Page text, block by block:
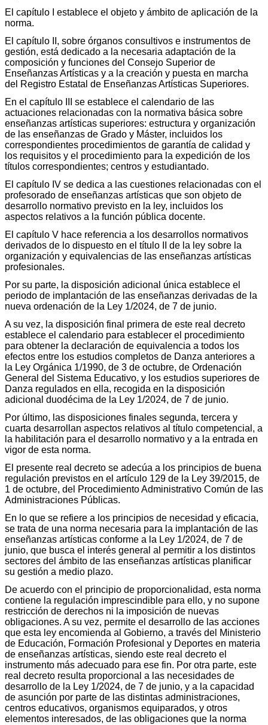
El capítulo I establece el objeto y ámbito de aplicación de la
norma.
El capítulo II, sobre órganos consultivos e instrumentos de
gestión, está dedicado a la necesaria adaptación de la
composición y funciones del Consejo Superior de
Enseñanzas Artísticas y a la creación y puesta en marcha
del Registro Estatal de Enseñanzas Artísticas Superiores.
En el capítulo III se establece el calendario de las
actuaciones relacionadas con la normativa básica sobre
enseñanzas artísticas superiores: estructura y organización
de las enseñanzas de Grado y Máster, incluidos los
correspondientes procedimientos de garantía de calidad y
los requisitos y el procedimiento para la expedición de los
títulos correspondientes; centros y estudiantado.
El capítulo IV se dedica a las cuestiones relacionadas con el
profesorado de enseñanzas artísticas que son objeto de
desarrollo normativo previsto en la ley, incluidos los
aspectos relativos a la función pública docente.
El capítulo V hace referencia a los desarrollos normativos
derivados de lo dispuesto en el título II de la ley sobre la
organización y equivalencias de las enseñanzas artísticas
profesionales.
Por su parte, la disposición adicional única establece el
periodo de implantación de las enseñanzas derivadas de la
nueva ordenación de la Ley 1/2024, de 7 de junio.
A su vez, la disposición final primera de este real decreto
establece el calendario para establecer el procedimiento
para obtener la declaración de equivalencia a todos los
efectos entre los estudios completos de Danza anteriores a
la Ley Orgánica 1/1990, de 3 de octubre, de Ordenación
General del Sistema Educativo, y los estudios superiores de
Danza regulados en ella, recogida en la disposición
adicional duodécima de la Ley 1/2024, de 7 de junio.
Por último, las disposiciones finales segunda, tercera y
cuarta desarrollan aspectos relativos al título competencial, a
la habilitación para el desarrollo normativo y a la entrada en
vigor de esta norma.
El presente real decreto se adecúa a los principios de buena
regulación previstos en el artículo 129 de la Ley 39/2015, de
1 de octubre, del Procedimiento Administrativo Común de las
Administraciones Públicas.
En lo que se refiere a los principios de necesidad y eficacia,
se trata de una norma necesaria para la implantación de las
enseñanzas artísticas conforme a la Ley 1/2024, de 7 de
junio, que busca el interés general al permitir a los distintos
sectores del ámbito de las enseñanzas artísticas planificar
su gestión a medio plazo.
De acuerdo con el principio de proporcionalidad, esta norma
contiene la regulación imprescindible para ello, y no supone
restricción de derechos ni la imposición de nuevas
obligaciones. A su vez, permite el desarrollo de las acciones
que esta ley encomienda al Gobierno, a través del Ministerio
de Educación, Formación Profesional y Deportes en materia
de enseñanzas artísticas, siendo este real decreto el
instrumento más adecuado para ese fin. Por otra parte, este
real decreto resulta proporcional a las necesidades de
desarrollo de la Ley 1/2024, de 7 de junio, y a la capacidad
de asunción por parte de las distintas administraciones,
centros educativos, organismos equiparados, y otros
elementos interesados, de las obligaciones que la norma